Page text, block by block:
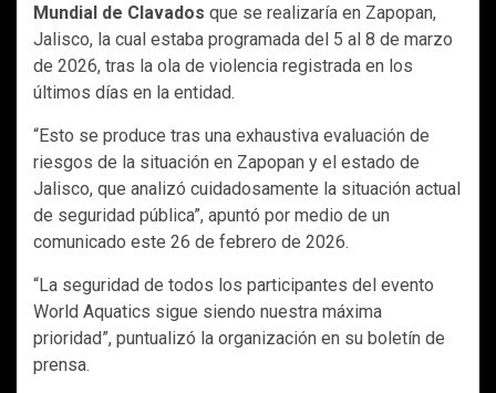
Mundial de Clavados que se realizaría en Zapopan,
Jalisco, la cual estaba programada del 5 al 8 de marzo
de 2026, tras la ola de violencia registrada en los
últimos días en la entidad.
“Esto se produce tras una exhaustiva evaluación de
riesgos de la situación en Zapopan y el estado de
Jalisco, que analizó cuidadosamente la situación actual
de seguridad pública”, apuntó por medio de un
comunicado este 26 de febrero de 2026.
“La seguridad de todos los participantes del evento
World Aquatics sigue siendo nuestra máxima
prioridad”, puntualizó la organización en su boletín de
prensa.